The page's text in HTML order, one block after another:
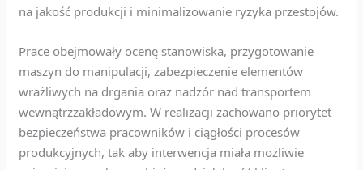
na jakość produkcji i minimalizowanie ryzyka przestojów.
Prace obejmowały ocenę stanowiska, przygotowanie
maszyn do manipulacji, zabezpieczenie elementów
wrażliwych na drgania oraz nadzór nad transportem
wewnątrzzakładowym. W realizacji zachowano priorytet
bezpieczeństwa pracowników i ciągłości procesów
produkcyjnych, tak aby interwencja miała możliwie